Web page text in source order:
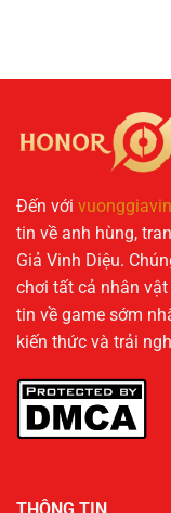
Đến với
tin về anh hùng,
Giả Vinh Diệu.
chơi tất cả nhân
tin về game sớm
kiến thức và trải